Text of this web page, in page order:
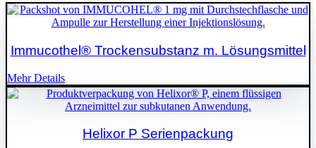
Immucothel® Trockensubstanz m. Lösungsmittel
Mehr Details
Helixor P Serienpackung